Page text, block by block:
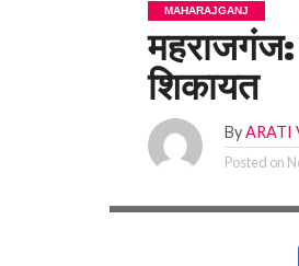
MAHARAJGANJ
महराजगंज:
शिकायत
ByARATI
Posted on